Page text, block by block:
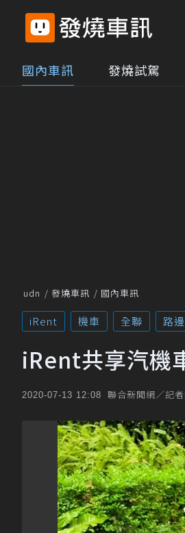
國內車訊 發燒試駕
udn 發燒車訊 國內車訊
iRent 機車 全聯 路
iRent共享汽機
2020-07-13 12:08 聯合新聞網／記